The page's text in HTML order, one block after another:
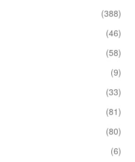
(388)
(46)
(58)
(9)
(33)
(81)
(80)
(6)